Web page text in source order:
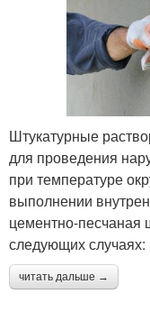
Штукатурные
для проведения
при температуре
выполнении
цементно-песчаная
следующих случаях:
читать дальше →